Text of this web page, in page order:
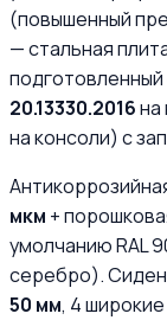
(повышенный
— стальная
20.13330.2016на
на консоли) с
мкм +
умолчанию RAL
серебро).
50 мм, 4